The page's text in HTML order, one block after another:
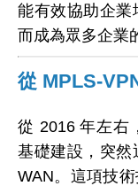
能有效協助企業
而成為眾多企業
從 MPLS-
從 2016 年左右
基礎建設，突
WAN。這項技